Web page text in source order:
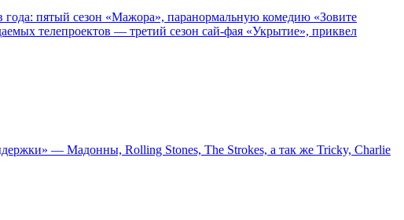
года: пятый сезон «Мажора», паранормальную комедию «Зовите
телепроектов — третий сезон сай-фая «Укрытие», приквел
— Мадонны, Rolling Stones, The Strokes, а так же Tricky, Charlie